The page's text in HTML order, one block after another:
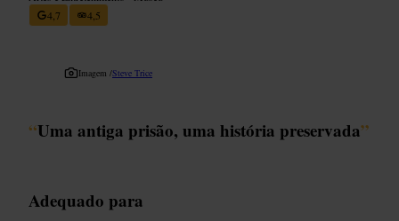
4,7
4,5
Imagem /Steve Trice
“Uma antiga prisão, uma história preservada”
Adequado para